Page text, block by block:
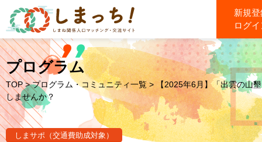
新規
ログ
プログラム
TOP >プログラム・コミュニティ一覧> 【2025年6月】「出雲の山
しませんか？
しまサポ（交通費助成対象）